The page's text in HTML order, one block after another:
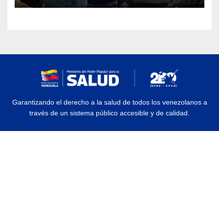
Garantizando el derecho a la salud de todos los venezolanos a
través de un sistema público accesible y de calidad.